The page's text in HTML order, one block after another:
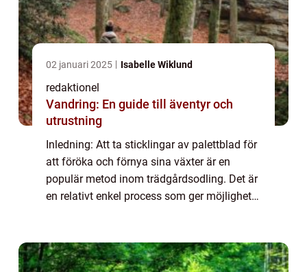
02 januari 2025 Isabelle Wiklund
redaktionel
Vandring: En guide till äventyr och
utrustning
Inledning: Att ta sticklingar av palettblad för
att föröka och förnya sina växter är en
populär metod inom trädgårdsodling. Det är
en relativt enkel process som ger möjlighet